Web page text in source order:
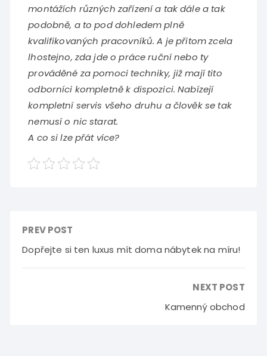
montážích různých zařízení a tak dále a tak
podobně, a to pod dohledem plně
kvalifikovaných pracovníků. A je přitom zcela
lhostejno, zda jde o práce ruční nebo ty
prováděné za pomoci techniky, již mají tito
odborníci kompletně k dispozici. Nabízejí
kompletní servis všeho druhu a člověk se tak
nemusí o nic starat.
A co si lze přát více?
PREV POST
Dopřejte si ten luxus mít doma nábytek na míru!
NEXT POST
Kamenný obchod